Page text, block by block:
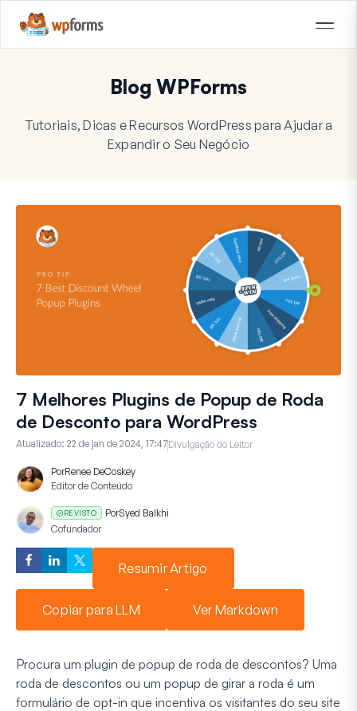
Blog WPForms
Tutoriais, Dicas e Recursos WordPress para Ajudar a
Expandir o Seu Negócio
7 Melhores Plugins de Popup de Roda
de Desconto para WordPress
Atualizado: 22 de jan de 2024, 17:47Divulgação do Leitor
PorRenee DeCoskey
Editor de Conteúdo
REVISTO PorSyed Balkhi
Cofundador
Resumir Artigo
Copiar para LLM Ver Markdown
Procura um plugin de popup de roda de descontos? Uma
roda de descontos ou um popup de girar a roda é um
formulário de opt-in que incentiva os visitantes do seu site